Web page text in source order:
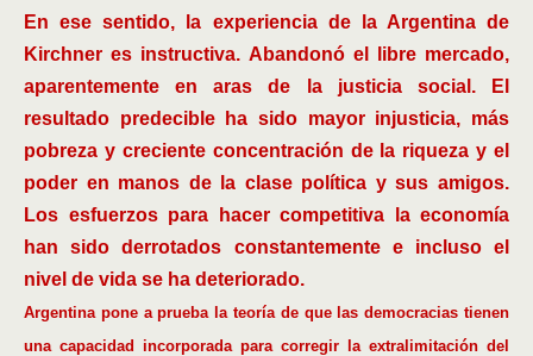
En ese sentido, la experiencia de la Argentina de
Kirchner es instructiva. Abandonó el libre mercado,
aparentemente en aras de la justicia social. El
resultado predecible ha sido mayor injusticia, más
pobreza y creciente concentración de la riqueza y el
poder en manos de la clase política y sus amigos.
Los esfuerzos para hacer competitiva la economía
han sido derrotados constantemente e incluso el
nivel de vida se ha deteriorado.
Argentina pone a prueba la teoría de que las democracias tienen
una capacidad incorporada para corregir la extralimitación del